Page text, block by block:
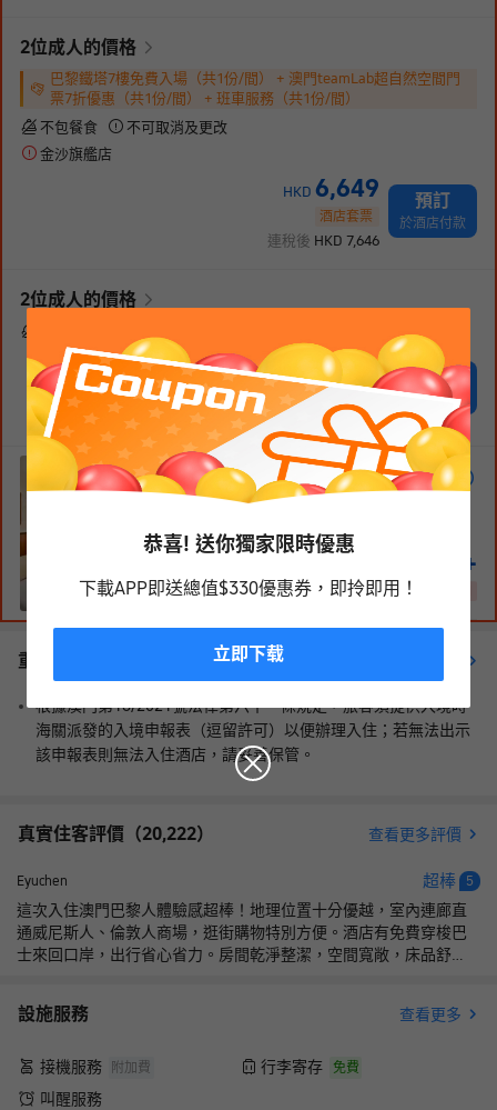
恭喜! 送你獨家限時優惠
下載APP即送總值$330優惠券，即拎即用！
立即下载
2位成人 的價格
巴黎鐵塔7樓免費入場（共1份/間） + 澳門teamLab超自然空間門
票7折優惠（共1份/間） + 班車服務（共1份/間）
不包餐食
不可取消及更改
金沙旗艦店
HKD 6,649
酒店套票
連稅後 HKD 7,646
預訂
於酒店付款
2位成人 的價格
HKD7,555 6,659
永安優惠 已減 896
連稅後 HKD 7,676
餘5間
網上預付
3
艾菲爾大床房
m² 7-29 層 免費WiFi 部分客房可吸菸
+
永安優惠 · 2項優惠
重要資訊
根據澳門第16/2021號法律第六十一條規定，旅客須提供入境時
海關派發的入境申報表（逗留許可）以便辦理入住；若無法出示
該申報表則無法入住酒店，請妥善保管。
真實住客評價（20,222） 查看更多評價
Eyuchen 超棒 5
這次入住澳門巴黎人體驗感超棒！地理位置十分優越，室內連廊直
通威尼斯人、倫敦人商場，逛街購物特別方便。酒店有免費穿梭巴
士來回口岸，出行省心省力。房間乾淨整潔，空間寬敞，床品舒
遊玩一站式滿足，來澳門首選，下次還會選擇入住！
設施服務 查看更多
接機服務 附加費 行李寄存 免費
叫醒服務